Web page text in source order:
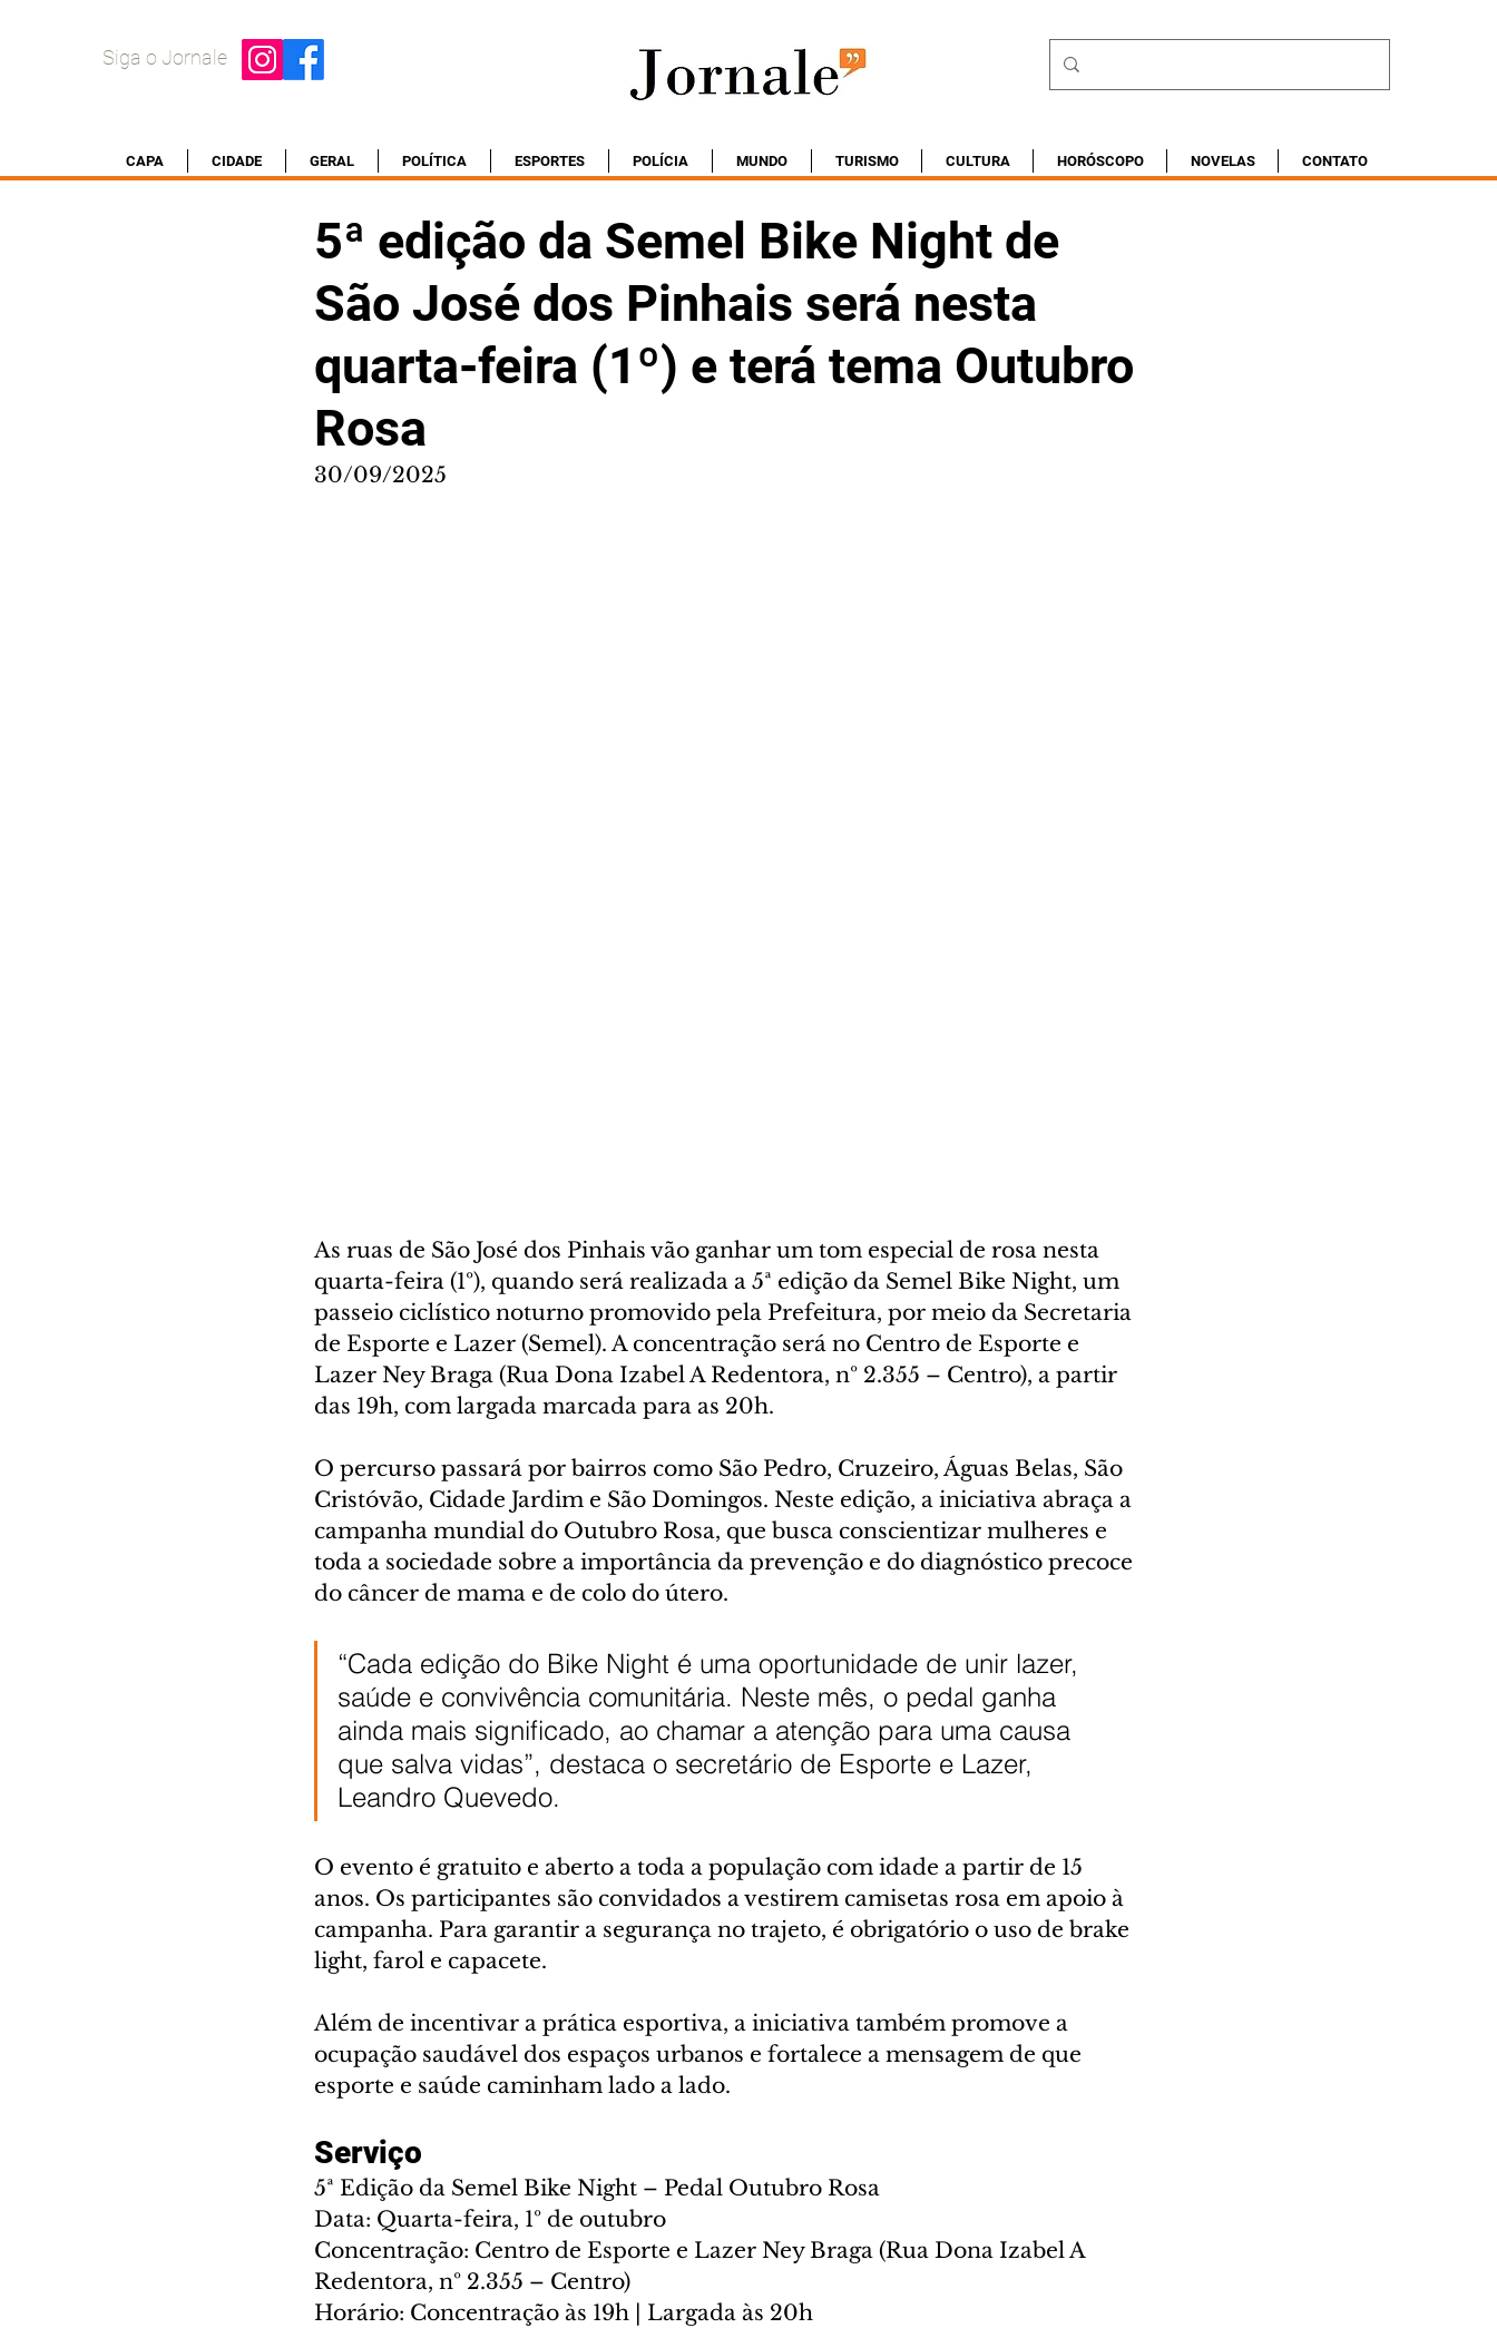
Siga o Jornale
CAPA CIDADE GERAL POLÍTICA ESPORTES POLÍCIA MUNDO TURISMO CULTURA HORÓSCOPO NOVELAS CONTATO
5ª edição da Semel Bike Night de
São José dos Pinhais será nesta
quarta-feira (1º) e terá tema Outubro
Rosa
30/09/2025
As ruas de São José dos Pinhais vão ganhar um tom especial de rosa nesta
quarta-feira (1º), quando será realizada a 5ª edição da Semel Bike Night, um
passeio ciclístico noturno promovido pela Prefeitura, por meio da Secretaria
de Esporte e Lazer (Semel). A concentração será no Centro de Esporte e
Lazer Ney Braga (Rua Dona Izabel A Redentora, nº 2.355 – Centro), a partir
das 19h, com largada marcada para as 20h.
O percurso passará por bairros como São Pedro, Cruzeiro, Águas Belas, São
Cristóvão, Cidade Jardim e São Domingos. Neste edição, a iniciativa abraça a
campanha mundial do Outubro Rosa, que busca conscientizar mulheres e
toda a sociedade sobre a importância da prevenção e do diagnóstico precoce
do câncer de mama e de colo do útero.
“Cada edição do Bike Night é uma oportunidade de unir lazer,
saúde e convivência comunitária. Neste mês, o pedal ganha
ainda mais significado, ao chamar a atenção para uma causa
que salva vidas”, destaca o secretário de Esporte e Lazer,
Leandro Quevedo.
O evento é gratuito e aberto a toda a população com idade a partir de 15
anos. Os participantes são convidados a vestirem camisetas rosa em apoio à
campanha. Para garantir a segurança no trajeto, é obrigatório o uso de brake
light, farol e capacete.
Além de incentivar a prática esportiva, a iniciativa também promove a
ocupação saudável dos espaços urbanos e fortalece a mensagem de que
esporte e saúde caminham lado a lado.
Serviço
5ª Edição da Semel Bike Night – Pedal Outubro Rosa
Data: Quarta-feira, 1º de outubro
Concentração: Centro de Esporte e Lazer Ney Braga (Rua Dona Izabel A
Redentora, nº 2.355 – Centro)
Horário: Concentração às 19h | Largada às 20h